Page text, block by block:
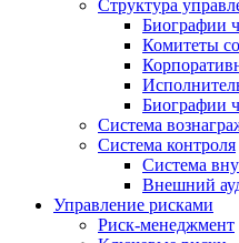
Структура
Биографии
Комитеты
Биографии
Система
Система контроля
Система
Внешний
Управление рисками
Риск-менеджмент